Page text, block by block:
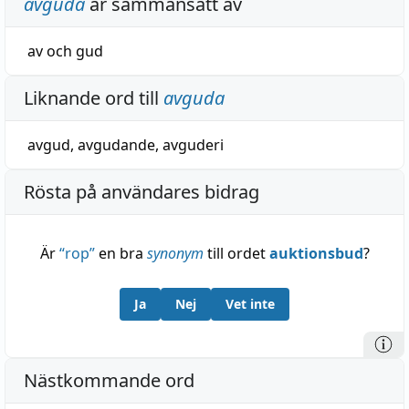
avoch gud
Liknande ord till avguda
avgud, avgudande, avguderi
Rösta på användares bidrag
Är“rop”en bra synonym till ordetauktionsbud?
Ja Nej Vet inte
Nästkommande ord